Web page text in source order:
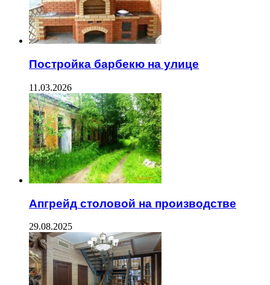
Постройка барбекю на улице
11.03.2026
Апгрейд столовой на производстве
29.08.2025